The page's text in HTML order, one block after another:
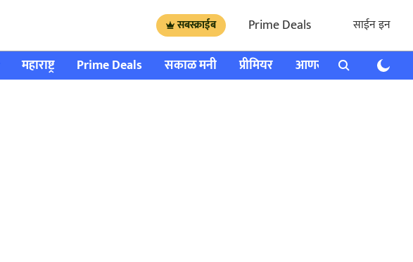
सबस्क्राईब Prime Deals साईन इन
महाराष्ट्र Prime Deals सकाळ मनी प्रीमियर आणखी राशी भविष्य